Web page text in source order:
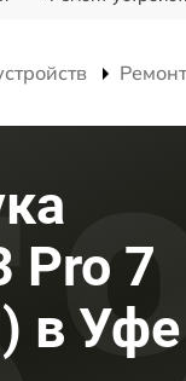
Pro 7
в Уфе